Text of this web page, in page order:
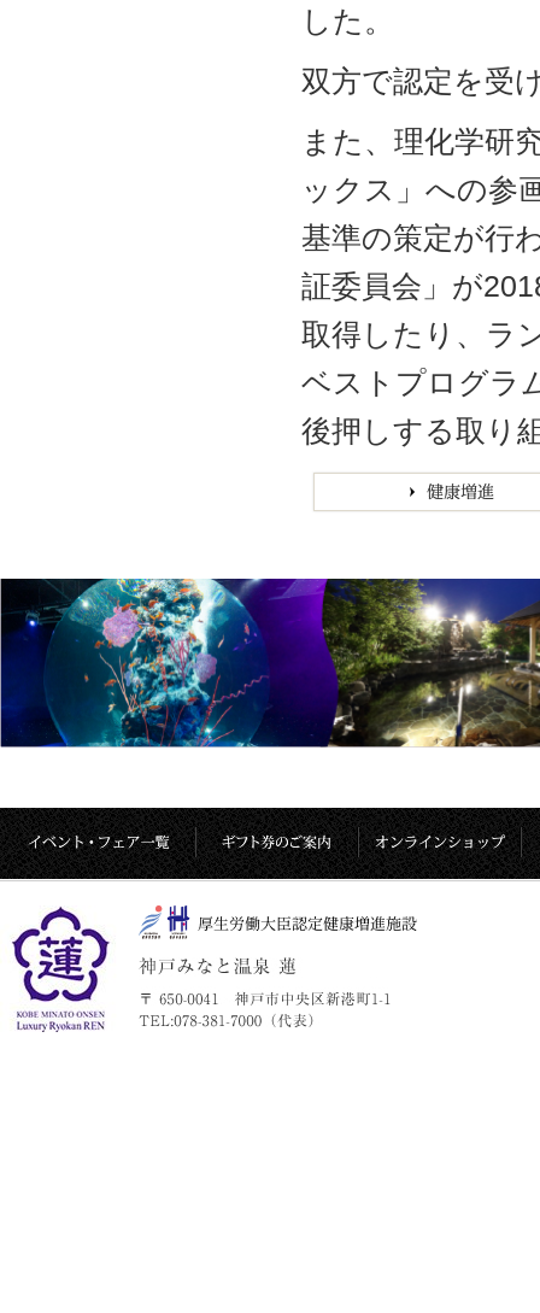
した。
双方で認定を受
また、理化学研
ックス」への参
基準の策定が行
証委員会」が
取得したり、ラ
ベストプログラ
後押しする取り